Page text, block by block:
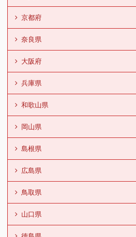
京都府
奈良県
大阪府
兵庫県
和歌山県
岡山県
島根県
広島県
鳥取県
山口県